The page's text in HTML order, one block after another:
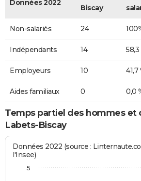
Données 2022
Biscay
Non-salariés 24
Indépendants 14 58,3
Employeurs 10 41,7
Aides familiaux 0 0,0
Temps partiel des hommes et
Labets-Biscay
Données 2022 (source :
l'Insee)
5